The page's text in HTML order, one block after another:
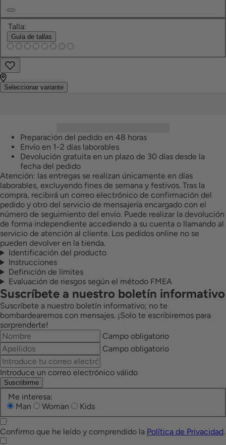
Talla:
Guía de tallas
Añadir
a
en
tienda
Seleccionar variante
Preparación del pedido en 48 horas
Envío en 1-2 días laborables
Devolución gratuita en un plazo de 30 días desde la
fecha del pedido
Atención: las entregas se realizan únicamente en días
laborables, excluyendo fines de semana y festivos. Tras la
compra, recibirá un correo electrónico de confirmación del
pedido y otro del servicio de mensajería encargado con el
número de seguimiento del envío. Puede realizar la devolución
de forma independiente accediendo a su cuenta o llamando al
servicio de atención al cliente. Los pedidos online no se
pueden devolver en la tienda.
Identificación del producto
Instrucciones
Definición de límites
Evaluación de riesgos según el método FMEA
Suscríbete a nuestro boletín informativo
Suscríbete a nuestro boletín informativo; no te
bombardearemos con mensajes. ¡Solo te escribiremos para
sorprenderte!
Campo obligatorio
Campo obligatorio
Introduce un correo electrónico válido
Suscribirme
Me interesa:
Man
Woman Kids
Confirmo que he leído y comprendido la Política de Privacidad.